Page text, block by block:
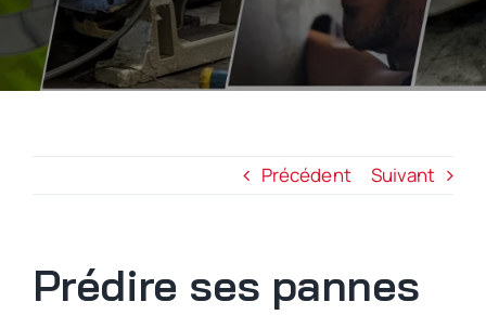
Précédent Suivant
Prédire ses pannes